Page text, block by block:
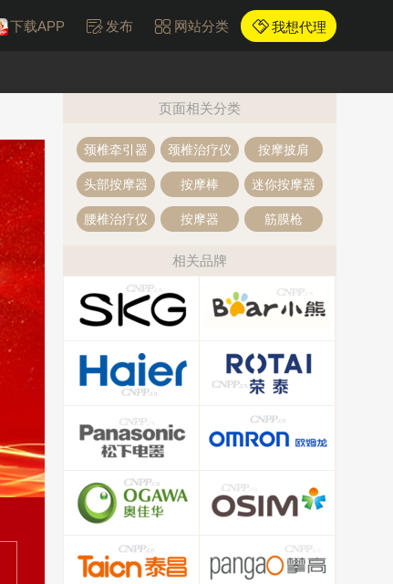
下载APP 发布 网站分类 我想代理
页面相关分类
颈椎牵引器 颈椎治疗仪 按摩披肩
头部按摩器 按摩棒 迷你按摩器
腰椎治疗仪 按摩器 筋膜枪
相关品牌